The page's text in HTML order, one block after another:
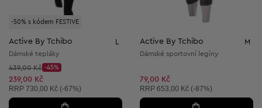
-50% s kódem FESTIVE
Active By Tchibo L
Dámské tepláky
Původní cena:
439,00 Kč
Discount Price:
-45%
Snížená cena:
239,00 Kč
Doporučená cena:
RRP 730,00 Kč (-67%)
Active By Tchibo M
Dámské sportovní legíny
79,00 Kč
Doporučená cena:
RRP 653,00 Kč (-87%)